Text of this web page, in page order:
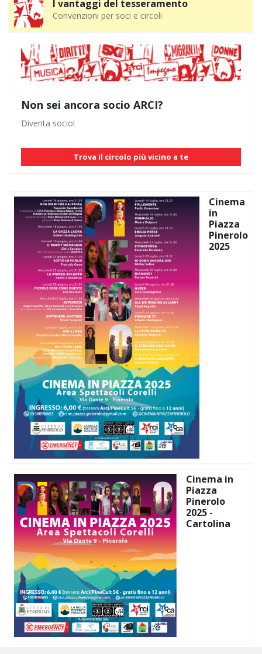
I vantaggi del tesseramento
Convenzioni per soci e circoli
Non sei ancora socio ARCI?
Diventa socio!
Trova il circolo più vicino a te
Cinema
in
Piazza
Pinerolo
2025
Cinema in
Piazza
Pinerolo
2025 -
Cartolina